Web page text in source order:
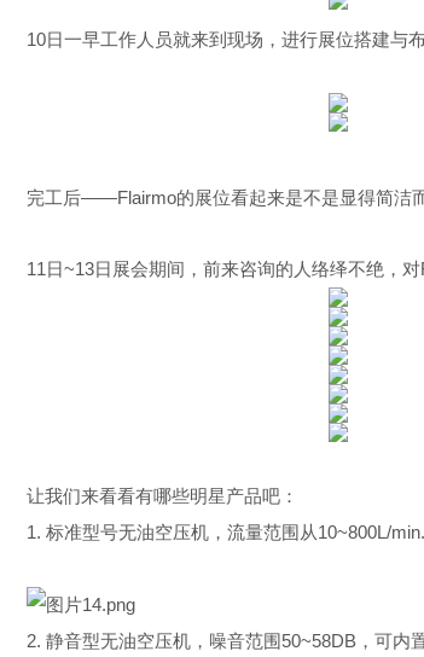
10日一早工作人员就来到现场，进行展位搭建与布
完工后——Flairmo的展位看起来是不是显得简洁
11 日~13日 展会期间，前来咨询的人络绎不绝，对
让我们来看看有哪些明星产品吧：
1. 标准型号无油空压机，流量范围从10~800L/min.
2. 静音型无油空压机，噪音范围50~58DB ，可内